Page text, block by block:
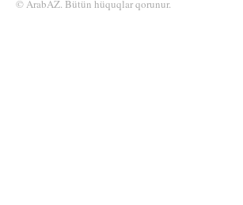
© ArabAZ. Bütün hüquqlar qorunur.